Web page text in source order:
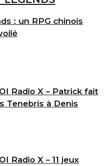
: un RPG chinois
Radio X – Patrick fait
Tenebris à Denis
Radio X – 11 jeux